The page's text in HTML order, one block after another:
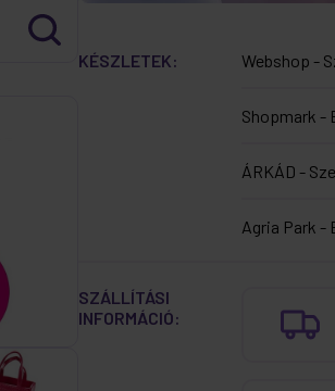
KÉSZLETEK: Webshop -
Shopmark -
ÁRKÁD -
Agria Park -
SZÁLLÍTÁSI
INFORMÁCIÓ: